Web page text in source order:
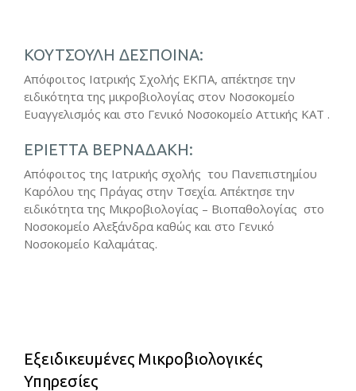
ΚΟΥΤΣΟΥΛΗ ΔΕΣΠΟΙΝΑ:
Απόφοιτος Ιατρικής Σχολής ΕΚΠΑ, απέκτησε την
ειδικότητα της μικροβιολογίας στον Νοσοκομείο
Ευαγγελισμός και στο Γενικό Νοσοκομείο Αττικής ΚΑΤ .
ΕΡΙΕΤΤΑ ΒΕΡΝΑΔΑΚΗ:
Απόφοιτος της Ιατρικής σχολής του Πανεπιστημίου
Καρόλου της Πράγας στην Τσεχία. Απέκτησε την
ειδικότητα της Μικροβιολογίας – Βιοπαθολογίας στο
Νοσοκομείο Αλεξάνδρα καθώς και στο Γενικό
Νοσοκομείο Καλαμάτας.
Εξειδικευμένες Μικροβιολογικές
Υπηρεσίες